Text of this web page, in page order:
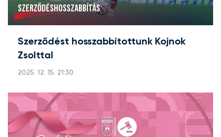
SZERZŐDÉSHOSSZABBÍTÁS
Szerződést hosszabbítottunk Kojnok
Zsolttal
2025. 12. 15. 21:30